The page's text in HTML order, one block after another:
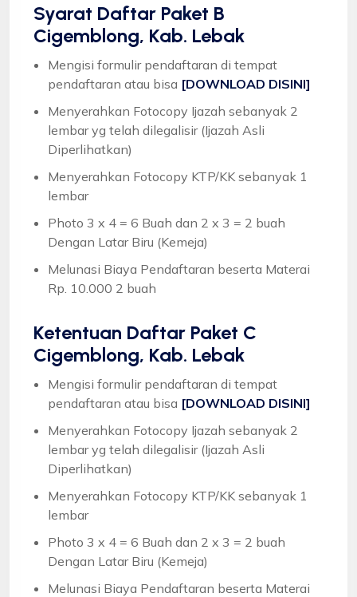
Syarat Daftar Paket B
Cigemblong, Kab. Lebak
Mengisi formulir pendaftaran di tempat
pendaftaran atau bisa [DOWNLOAD DISINI]
Menyerahkan Fotocopy Ijazah sebanyak 2
lembar yg telah dilegalisir (Ijazah Asli
Diperlihatkan)
Menyerahkan Fotocopy KTP/KK sebanyak 1
lembar
Photo 3 x 4 = 6 Buah dan 2 x 3 = 2 buah
Dengan Latar Biru (Kemeja)
Melunasi Biaya Pendaftaran beserta Materai
Rp. 10.000 2 buah
Ketentuan Daftar Paket C
Cigemblong, Kab. Lebak
Mengisi formulir pendaftaran di tempat
pendaftaran atau bisa [DOWNLOAD DISINI]
Menyerahkan Fotocopy Ijazah sebanyak 2
lembar yg telah dilegalisir (Ijazah Asli
Diperlihatkan)
Menyerahkan Fotocopy KTP/KK sebanyak 1
lembar
Photo 3 x 4 = 6 Buah dan 2 x 3 = 2 buah
Dengan Latar Biru (Kemeja)
Melunasi Biaya Pendaftaran beserta Materai